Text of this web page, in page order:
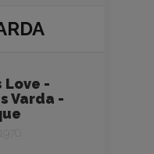
Love -
Varda -